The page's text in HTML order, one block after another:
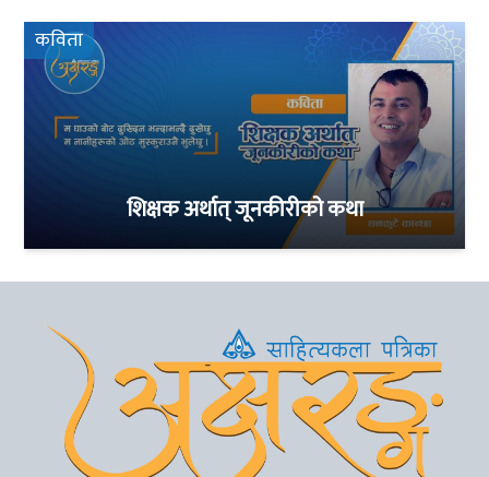
कविता
शिक्षक अर्थात् जूनकीरीको कथा